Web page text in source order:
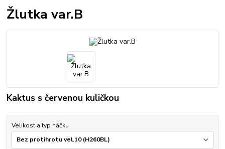
Žlutka var.B
Kaktus s červenou kuličkou
Velikost a typ háčku